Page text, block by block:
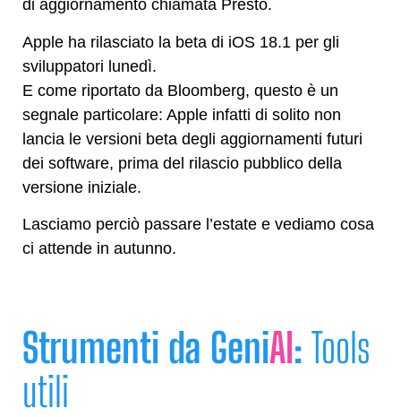
di aggiornamento chiamata Presto.
Apple ha rilasciato la beta di iOS 18.1 per gli
sviluppatori lunedì.
E come riportato da Bloomberg, questo è un
segnale particolare: Apple infatti di solito non
lancia le versioni beta degli aggiornamenti futuri
dei software, prima del rilascio pubblico della
versione iniziale.
Lasciamo perciò passare l’estate e vediamo cosa
ci attende in autunno.
Strumenti da GeniAI: Tools
utili